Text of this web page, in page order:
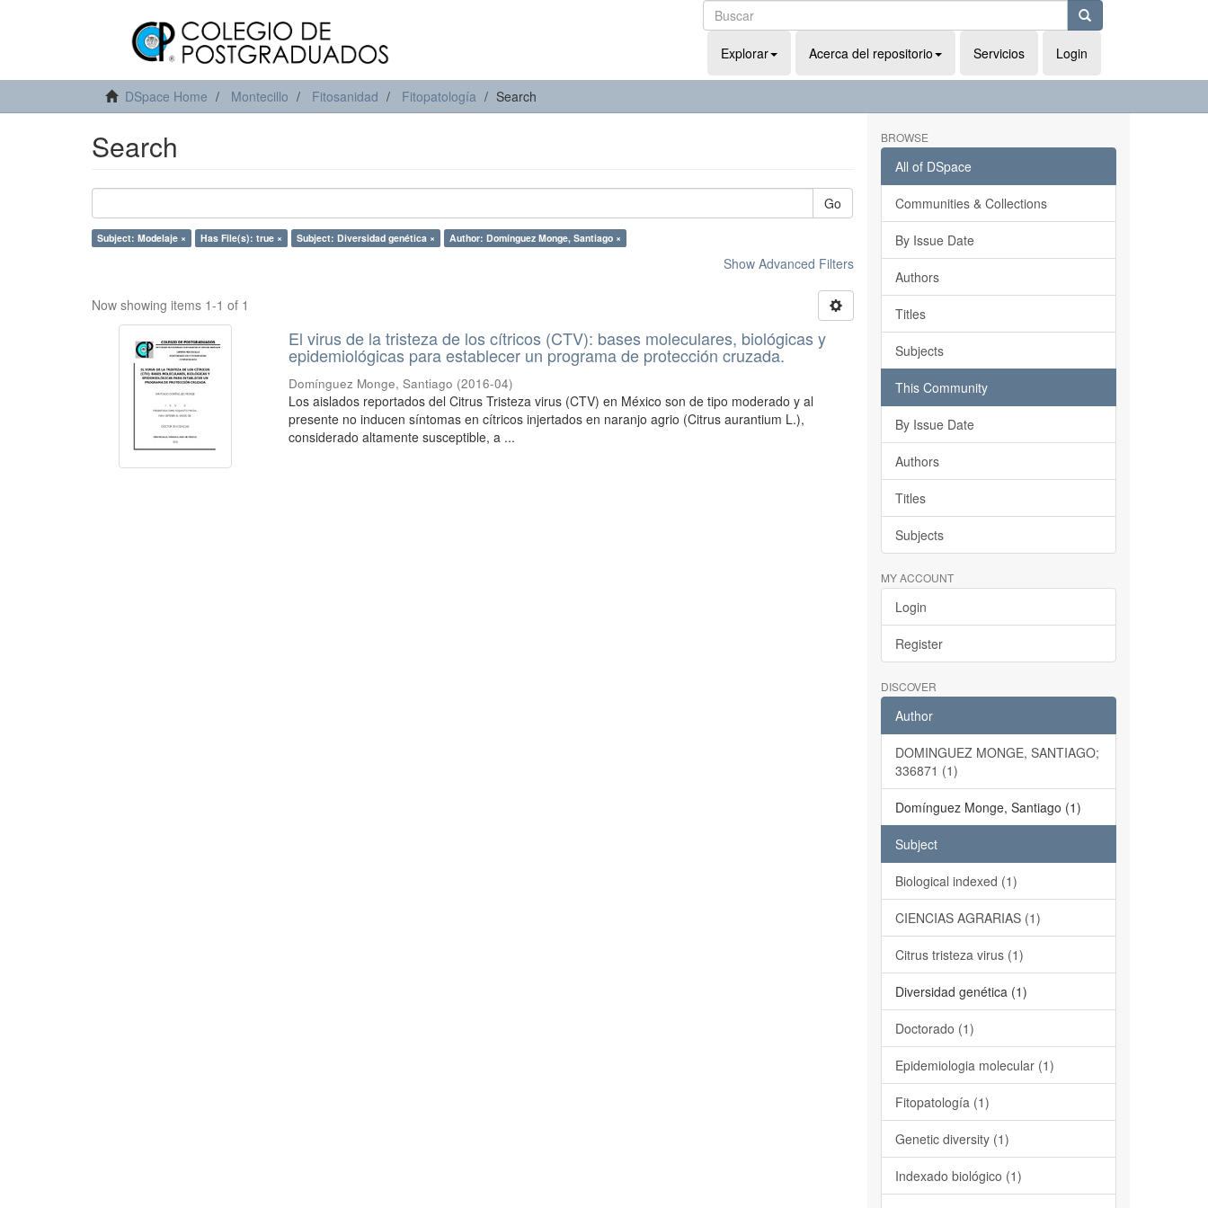
Explorar Acerca del repositorio Servicios Login
DSpace Home Montecillo Fitosanidad Fitopatología Search
Search
Go
Subject: Modelaje × Has File(s): true × Subject: Diversidad genética × Author: Domínguez Monge, Santiago ×
Show Advanced Filters
Now showing items 1-1 of 1
El virus de la tristeza de los cítricos (CTV): bases moleculares, biológicas y
epidemiológicas para establecer un programa de protección cruzada.
Domínguez Monge, Santiago (2016-04)
Los aislados reportados del Citrus Tristeza virus (CTV) en México son de tipo moderado y al
presente no inducen síntomas en cítricos injertados en naranjo agrio (Citrus aurantium L.),
considerado altamente susceptible, a ...
BROWSE
All of DSpace
Communities & Collections
By Issue Date
Authors
Titles
Subjects
This Community
By Issue Date
Authors
Titles
Subjects
MY ACCOUNT
Login
Register
DISCOVER
Author
DOMINGUEZ MONGE, SANTIAGO;
336871 (1)
Domínguez Monge, Santiago (1)
Subject
Biological indexed (1)
CIENCIAS AGRARIAS (1)
Citrus tristeza virus (1)
Diversidad genética (1)
Doctorado (1)
Epidemiologia molecular (1)
Fitopatología (1)
Genetic diversity (1)
Indexado biológico (1)